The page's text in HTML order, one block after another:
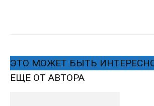
ЭТО МОЖЕТ БЫТЬ
ЕЩЕ ОТ АВТОРА